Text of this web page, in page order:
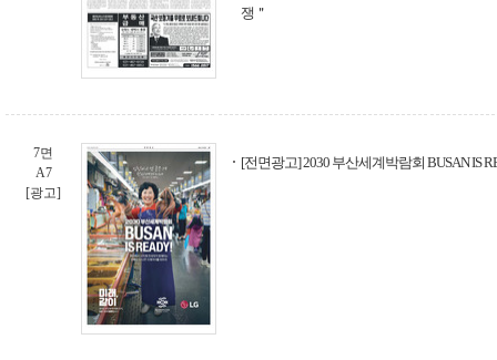
쟁＂
7면
A7
[광고]
[전면광고] 2030 부산세계박람회 BUSAN IS